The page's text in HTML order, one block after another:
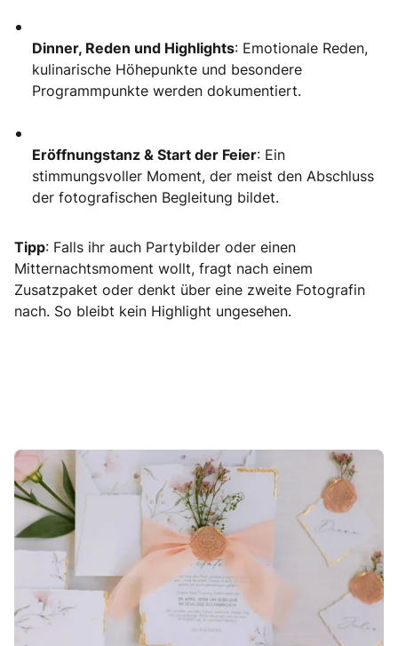
Dinner, Reden und Highlights: Emotionale Reden,
kulinarische Höhepunkte und besondere
Programmpunkte werden dokumentiert.
Eröffnungstanz & Start der Feier: Ein
stimmungsvoller Moment, der meist den Abschluss
der fotografischen Begleitung bildet.
Tipp: Falls ihr auch Partybilder oder einen
Mitternachtsmoment wollt, fragt nach einem
Zusatzpaket oder denkt über eine zweite Fotografin
nach. So bleibt kein Highlight ungesehen.